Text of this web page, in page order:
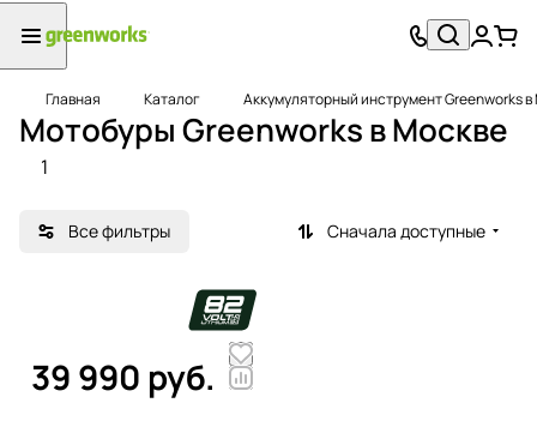
Главная Каталог Аккумуляторный инструмент Greenworks
Мотобуры Greenworks в Москве
1
Все фильтры Сначала доступные
39 990 руб.